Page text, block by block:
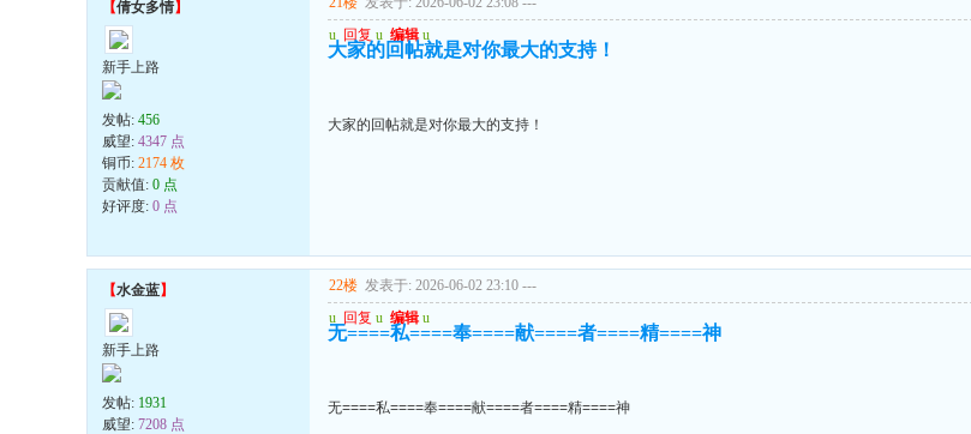
【倩女多情】
新手上路
发帖: 456
威望: 4347 点
铜币: 2174 枚
贡献值: 0 点
好评度: 0 点
u 回复 u 编辑 u
大家的回帖就是对你最大的支持！
大家的回帖就是对你最大的支持！
【水金蓝】
新手上路
发帖: 1931
威望: 7208 点
22楼 发表于: 2026-06-02 23:10 ---
u 回复 u 编辑 u
无====私====奉====献====者====精====神
无====私====奉====献====者====精====神